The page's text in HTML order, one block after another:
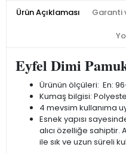
Ürün Açıklaması Garanti
Eyfel Dimi
Ürünün ölçüleri: En:
Kumaş bilgisi:
4 mevsim kullanıma
Esnek yapısı
alıcı özelliğe sahiptir.
ile sık ve uzun süreli